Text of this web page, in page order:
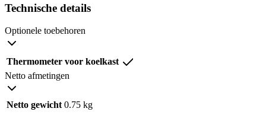
Technische details
Optionele toebehoren
Thermometer voor koelkast
Netto afmetingen
Netto gewicht 0.75 kg